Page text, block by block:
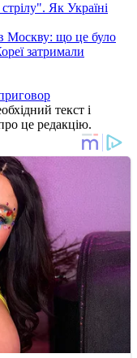
Як Україні
Москву: що це було
затримали
текст і
це редакцію.